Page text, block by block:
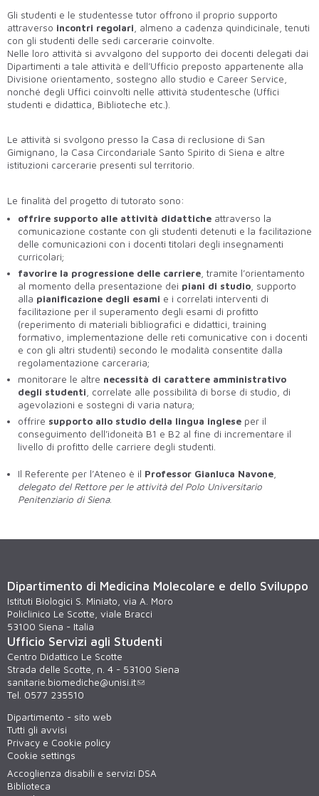
Gli studenti e le studentesse tutor offrono il proprio supporto
attraverso incontri regolari , almeno a cadenza quindicinale, tenuti
con gli studenti delle sedi carcerarie coinvolte.
Nelle loro attività si avvalgono del supporto dei docenti delegati dai
Dipartimenti a tale attività e dell’Ufficio preposto appartenente alla
Divisione orientamento, sostegno allo studio e Career Service,
nonché degli Uffici coinvolti nelle attività studentesche (Uffici
studenti e didattica, Biblioteche etc.).
Le attività si svolgono presso la Casa di reclusione di San
Gimignano, la Casa Circondariale Santo Spirito di Siena e altre
istituzioni carcerarie presenti sul territorio.
Le finalità del progetto di tutorato sono:
offrire supporto alle attività didattiche attraverso la
comunicazione costante con gli studenti detenuti e la facilitazione
delle comunicazioni con i docenti titolari degli insegnamenti
curricolari;
favorire la progressione delle carriere , tramite l’orientamento
al momento della presentazione dei piani di studio , supporto
alla pianificazione degli esami e i correlati interventi di
facilitazione per il superamento degli esami di profitto
(reperimento di materiali bibliografici e didattici, training
formativo, implementazione delle reti comunicative con i docenti
e con gli altri studenti) secondo le modalità consentite dalla
regolamentazione carceraria;
monitorare le altre necessità di carattere amministrativo
degli studenti , correlate alle possibilità di borse di studio, di
agevolazioni e sostegni di varia natura;
offrire supporto allo studio della lingua inglese per il
conseguimento dell’idoneità B1 e B2 al fine di incrementare il
livello di profitto delle carriere degli studenti.
Il Referente per l’Ateneo è il Professor Gianluca Navone
delegato del Rettore per le attività del Polo Universitario
Penitenziario di Siena.
Dipartimento di Medicina Molecolare e dello Sviluppo
Istituti Biologici S. Miniato, via A. Moro
Policlinico Le Scotte, viale Bracci
53100 Siena - Italia
Ufficio Servizi agli Studenti
Centro Didattico Le Scotte
Strada delle Scotte, n. 4 - 53100 Siena
sanitarie.biomediche@unisi.it
Tel. 0577 235510
Dipartimento - sito web
Tutti gli avvisi
Privacy e Cookie policy
Cookie settings
Accoglienza disabili e servizi DSA
Biblioteca